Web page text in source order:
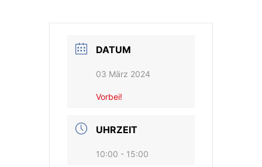
DATUM
03 März 2024
Vorbei!
UHRZEIT
10:00 - 15:00